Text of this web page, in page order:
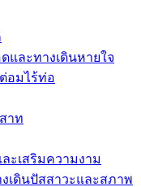
และทางเดินหายใจ
อมไร้ท่อ
าท
ะเสริมความงาม
เดินปัสสาวะและสภาพ